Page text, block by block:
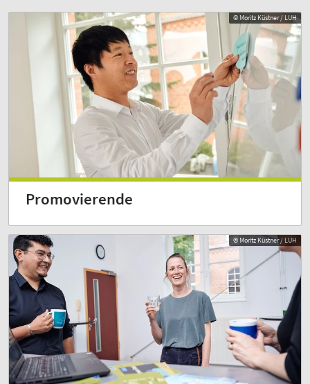
© Moritz Küstner / LUH
Promovierende
© Moritz Küstner / LUH